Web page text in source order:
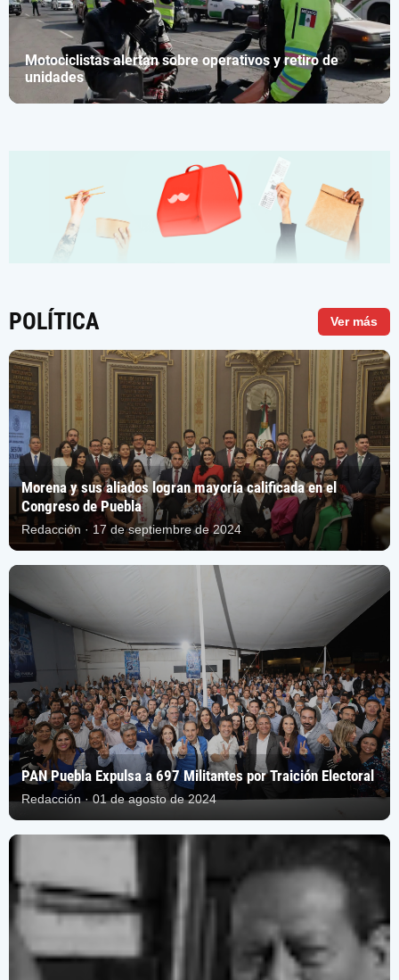
Motociclistas alertan sobre operativos y retiro de
unidades
POLÍTICA Ver más
Morena y sus aliados logran mayoría calificada en el
Congreso de Puebla
Redacción · 17 de septiembre de 2024
PAN Puebla Expulsa a 697 Militantes por Traición Electoral
Redacción · 01 de agosto de 2024